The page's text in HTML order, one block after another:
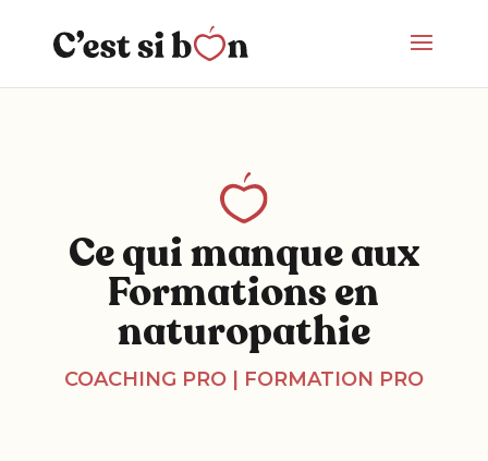
Ce qui manque aux
Formations en
naturopathie
COACHING PRO| FORMATION PRO